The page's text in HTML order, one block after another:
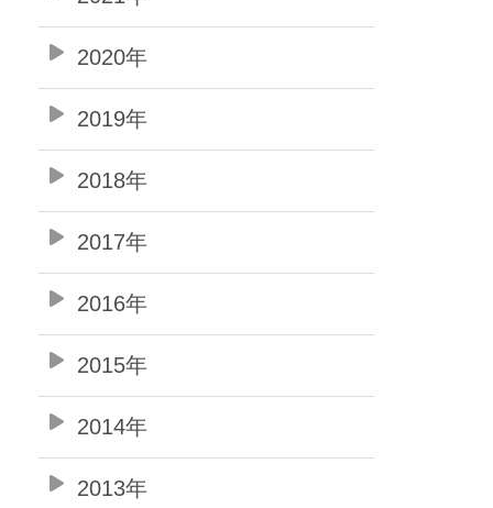
2020年
2019年
2018年
2017年
2016年
2015年
2014年
2013年